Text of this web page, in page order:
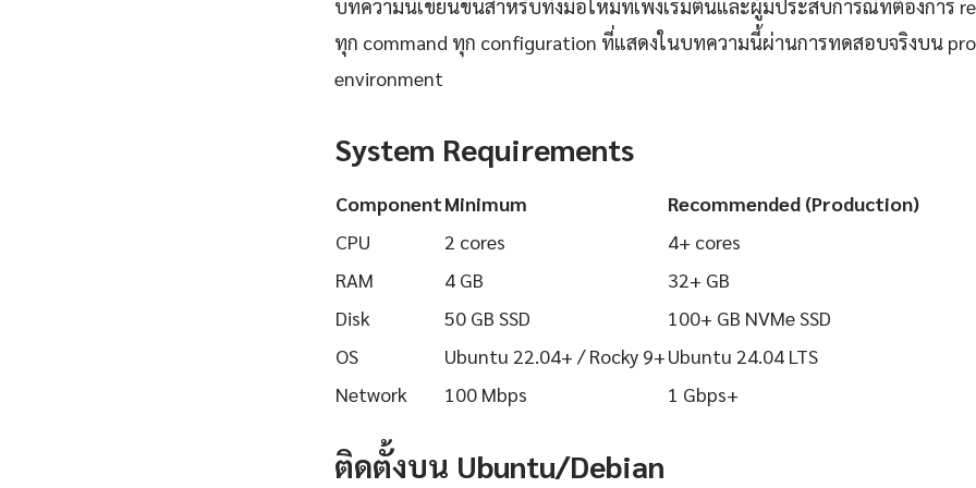
บทความนี้เขียนขึ้นสำหรับทั้งมือใหม่ที่เพิ่งเริ่มต้นและผู้มีประสบการณ์ที่ต้องการ
ทุก command ทุก configuration ที่แสดงในบทความนี้ผ่านการทดสอบจริงบน
environment
System Requirements
ComponentMinimum
Recommended (Production)
CPU
2 cores
4+ cores
RAM
4 GB
32+ GB
Disk
50 GB SSD
100+ GB NVMe SSD
OS
Ubuntu 22.04+ / Rocky 9+Ubuntu 24.04 LTS
Network
100 Mbps 1 Gbps+
ติดตั้งบน Ubuntu/Debian